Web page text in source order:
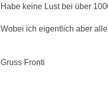
Habe keine Lust bei über
Wobei ich eigentlich aber
Gruss Fronti